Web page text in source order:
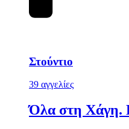
Στούντιο
39 αγγελίες
Όλα στη Χάγη.